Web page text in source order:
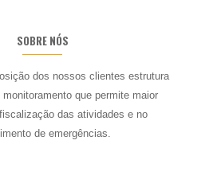
SOBRE NÓS
dos nossos clientes estrutura
que permite maior
fiscalização das atividades e no
de emergências.